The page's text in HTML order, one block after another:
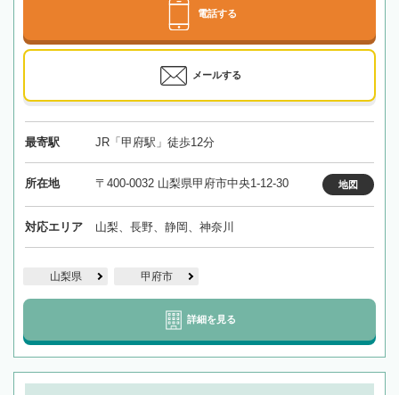
電話する
メールする
最寄駅 JR「甲府駅」徒歩12分
所在地 〒400-0032 山梨県甲府市中央1-12-30 地図
対応エリア 山梨、長野、静岡、神奈川
山梨県 甲府市
詳細を見る